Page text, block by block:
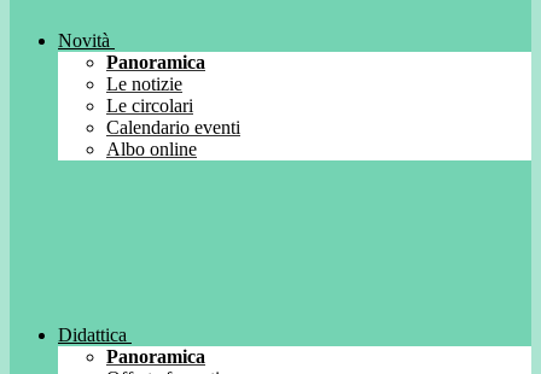
Novità
Panoramica
Le notizie
Le circolari
Calendario eventi
Albo online
Didattica
Panoramica